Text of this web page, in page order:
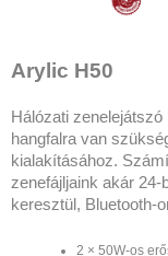
Arylic H50
Hálózati
hangfalra van
kialakításához.
zenefájljaink akár
keresztül, Bluetooth-
2 × 50W-os